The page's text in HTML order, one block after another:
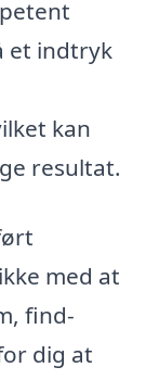
et indtryk
kan
resultat.
med at
find-
dig at